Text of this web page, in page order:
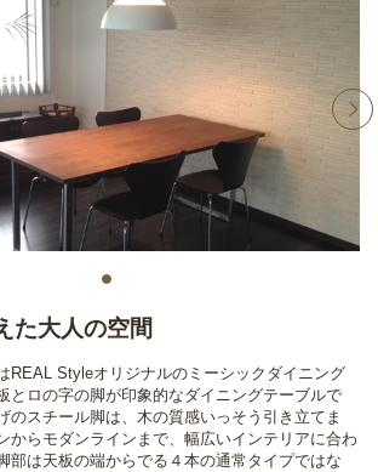
た大人の空間
REAL Styleオリジナルのミーシックダイニング
とロの字の脚が印象的なダイニングテーブルで
のスチール脚は、木の質感いっそう引き立てま
からモダンラインまで、幅広いインテリアに合わ
部は天板の端からでる４本の通常タイプではな